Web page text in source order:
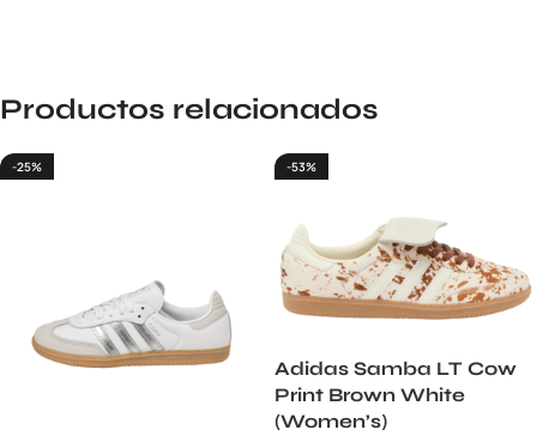
Productos relacionados
-25% -53%
Adidas Samba LT Cow
Print Brown White
(Women’s)